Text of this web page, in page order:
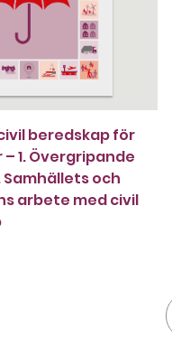
beredskap för
1. Övergripande
och
arbete med civil